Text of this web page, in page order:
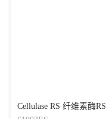
Cellulase RS 纤维素酶RS